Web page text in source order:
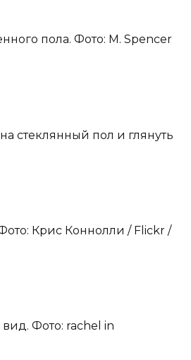
пола. Фото: M. Spencer
стеклянный пол и глянуть
Крис Коннолли / Flickr /
Фото: rachel in